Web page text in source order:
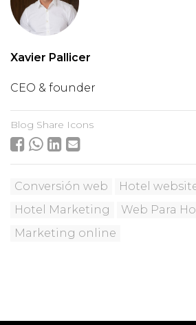
Xavier Pallicer
CEO & founder
Blog Share Icons
Conversión web
Hotel
Hotel Marketing
Web Para
Marketing online